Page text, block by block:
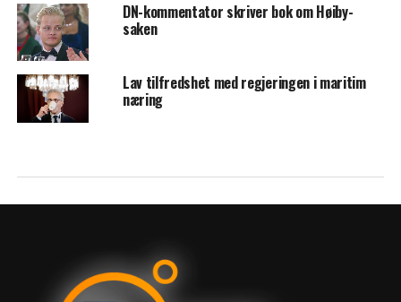
DN-kommentator skriver bok om Høiby-
saken
Lav tilfredshet med regjeringen i maritim
næring